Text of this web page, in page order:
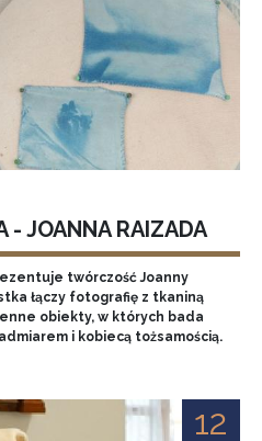
- JOANNA RAIZADA
twórczość Joanny
łączy fotografię z tkaniną
obiekty, w których bada
i kobiecą tożsamością.
12